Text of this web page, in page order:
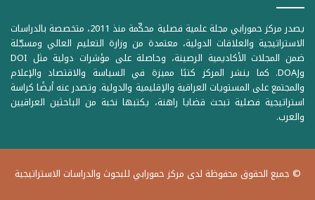
يصدر مركز حمورابي مجلة علمية فصلية محكّمة منذ 2011، متخصصة بالدراسات
الاستراتيجية والعلاقات الدولية، معتمدة من وزارة التعليم العالي ومسجّلة
ضمن المجلات الأكاديمية الرصينة، وحاصلة على مؤشرات دولية مثل DOI
وDOAJ. كما ينشر المركز كتبًا مميزة في السياسة والاقتصاد والإعلام
والمجتمع على المستويات العراقية والإقليمية والدولية. وتصدر عنه أيضًا كراسة
استراتيجية فصلية تبحث قضايا راهنة، يكتبها نخبة من الباحثين العراقيين
والعرب.
© جميع الحقوق محفوظة لدى مركز حمورابي للبحوث والدراسات الاستراتيجية